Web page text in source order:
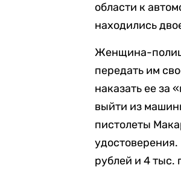
области к
находились
Женщина-
передать им
наказать ее за
выйти из
пистолеты
рублей и 4 тыс.